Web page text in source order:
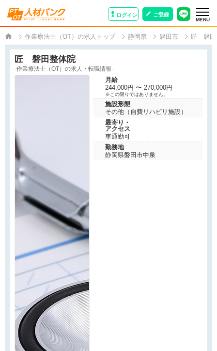
ログイン ご登録
MENU
作業療法士（OT）の求人トップ 静岡県 磐田市 匠 磐田
匠 磐田整体院
-作業療法士（OT）の求人・転職情報-
月給
244,000円 〜 270,000円
※この限りではありません。
施設形態
その他（自費リハビリ施設）
最寄り・
アクセス
車通勤可
勤務地
静岡県磐田市中泉